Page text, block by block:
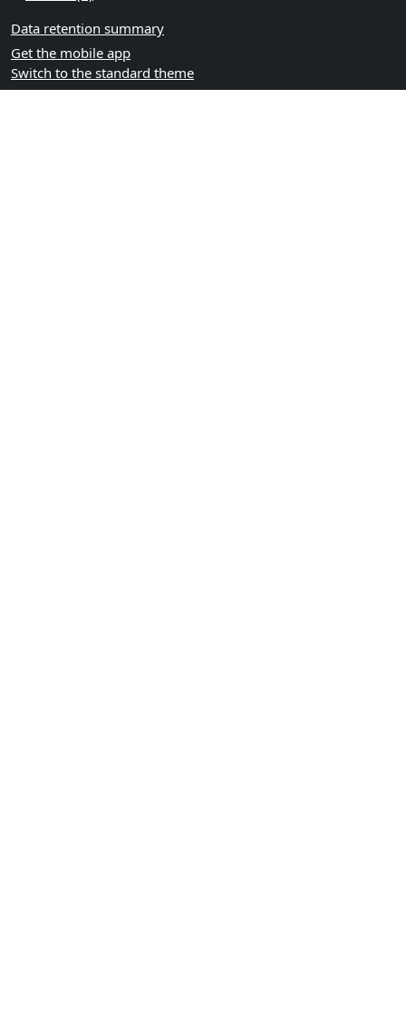
Data retention summary
Get the mobile app
Switch to the standard theme